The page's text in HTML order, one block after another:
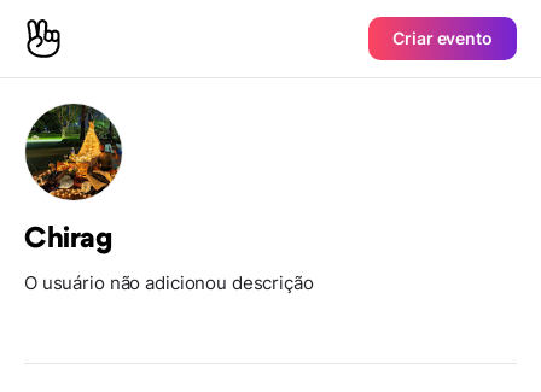
Criar evento
Chirag
O usuário não adicionou descrição